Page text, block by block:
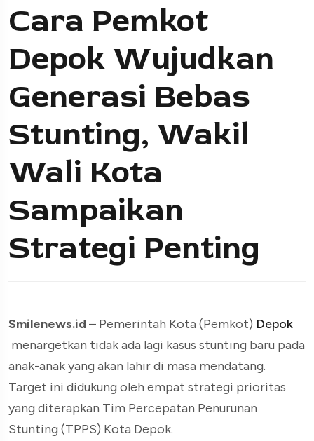
Cara Pemkot
Depok Wujudkan
Generasi Bebas
Stunting, Wakil
Wali Kota
Sampaikan
Strategi Penting
Smilenews.id – Pemerintah Kota (Pemkot) Depok
menargetkan tidak ada lagi kasus stunting baru pada
anak-anak yang akan lahir di masa mendatang.
Target ini didukung oleh empat strategi prioritas
yang diterapkan Tim Percepatan Penurunan
Stunting (TPPS) Kota Depok.